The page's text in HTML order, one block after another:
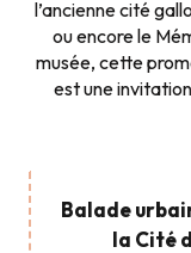
l’ancienne cité
ou encore le
musée, cette
est une
Balade
la Cité